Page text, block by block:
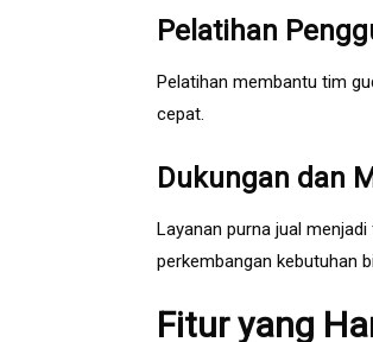
Pelatihan
Pelatihan membantu tim
cepat.
Dukungan dan
Layanan purna jual
perkembangan kebutuhan
Fitur yang